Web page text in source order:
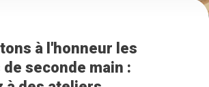
à l'honneur les
seconde main :